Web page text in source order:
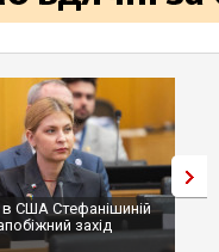
Трамп не передасть Україні
сотні ракет до Patriot, бо у
...